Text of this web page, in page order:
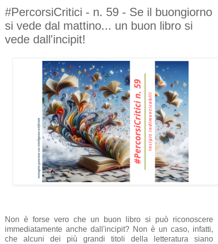
#PercorsiCritici - n. 59 - Se il buongiorno
si vede dal mattino... un buon libro si
vede dall'incipit!
Non è forse vero che un buon libro si può riconoscere
immediatamente anche dall'incipit? Non è un caso, infatti,
che alcuni dei più grandi titoli della letteratura siano